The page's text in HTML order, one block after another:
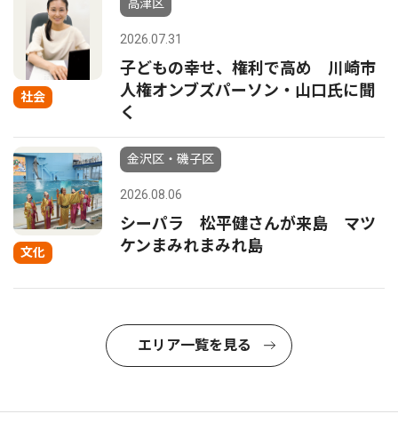
社会
高津区
2026.07.31
子どもの幸せ、権利で高め 川崎市
人権オンブズパーソン・山口氏に聞
く
文化
金沢区・磯子区
2026.08.06
シーパラ 松平健さんが来島 マツ
ケンまみれまみれ島
エリア一覧を見る